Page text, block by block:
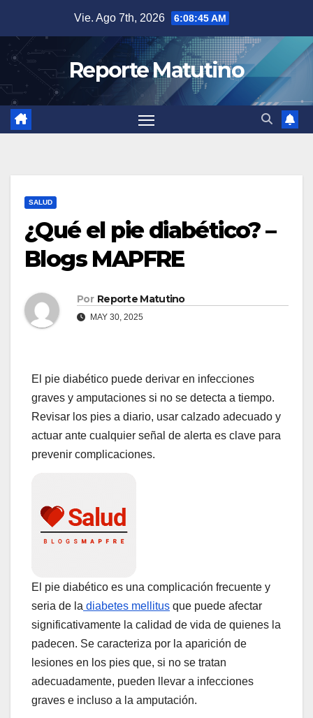
contenido
Vie. Ago 7th, 2026 6:08:46 AM
Reporte Matutino
SALUD
¿Qué el pie diabético? –
Blogs MAPFRE
Por Reporte Matutino
MAY 30, 2025
El pie diabético puede derivar en infecciones
graves y amputaciones si no se detecta a tiempo.
Revisar los pies a diario, usar calzado adecuado y
actuar ante cualquier señal de alerta es clave para
prevenir complicaciones.
El pie diabético es una complicación frecuente y
seria de la diabetes mellitus que puede afectar
significativamente la calidad de vida de quienes la
padecen. Se caracteriza por la aparición de
lesiones en los pies que, si no se tratan
adecuadamente, pueden llevar a infecciones
graves e incluso a la amputación.